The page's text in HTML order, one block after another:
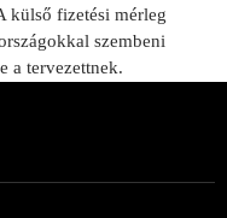
külső fizetési mérleg
szembeni
a tervezettnek.